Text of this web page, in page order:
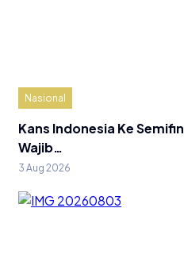
Nasional
Kans Indonesia Ke
Wajib…
3 Aug 2026